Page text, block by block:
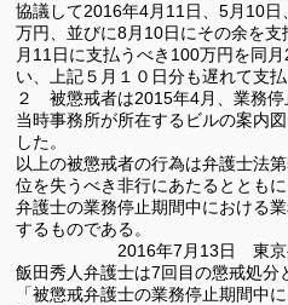
協議して2016年4月11日、5月10
万円、並びに8月10日にその余を
月11日に支払うべき100万円を同
い、上記５月１０日分も遅れて支払
２ 被懲戒者は2015年4月、業務停
当時事務所が所在するビルの案内
した。
以上の被懲戒者の行為は弁護士法
位を失うべき非行にあたるととも
弁護士の業務停止期間中における
するものである。
2016年7月13日 東京弁
飯田秀人弁護士は7回目の懲戒処分
「被懲戒弁護士の業務停止期間中